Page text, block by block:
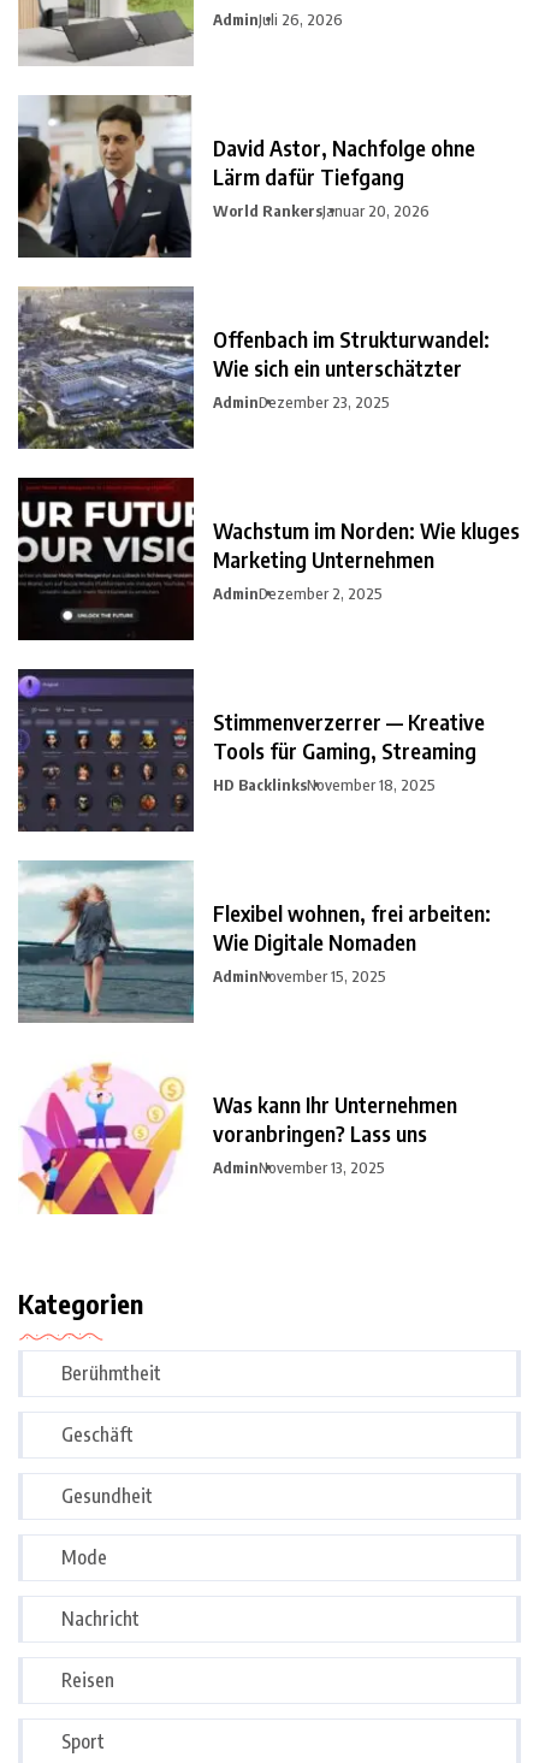
AdminJuli 26, 2026
David Astor, Nachfolge ohne
Lärm dafür Tiefgang
World RankersJanuar 20, 2026
Offenbach im Strukturwandel:
Wie sich ein unterschätzter
AdminDezember 23, 2025
Wachstum im Norden: Wie kluges
Marketing Unternehmen
AdminDezember 2, 2025
Stimmenverzerrer — Kreative
Tools für Gaming, Streaming
HD BacklinksNovember 18, 2025
Flexibel wohnen, frei arbeiten:
Wie Digitale Nomaden
AdminNovember 15, 2025
Was kann Ihr Unternehmen
voranbringen? Lass uns
AdminNovember 13, 2025
Kategorien
Berühmtheit
Geschäft
Gesundheit
Mode
Nachricht
Reisen
Sport